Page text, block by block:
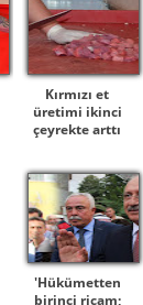
Kırmızı et
üretimi ikinci
çeyrekte arttı
'Hükümetten
birinci ricam;